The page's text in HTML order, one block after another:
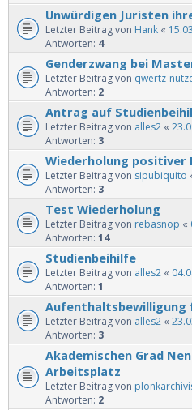
Unwürdigen Juristen
Letzter Beitrag von Hank «
Antworten: 4
Genderzwang bei
Letzter Beitrag von qwertz-
Antworten: 2
Antrag auf
Letzter Beitrag von alles2 «
Antworten: 3
Wiederholung positiver
Letzter Beitrag von sipubiquito
Antworten: 3
Test Wiederholung
Letzter Beitrag von rebasnop «
Antworten: 14
Studienbeihilfe
Letzter Beitrag von alles2 «
Antworten: 1
Aufenthaltsbewilligung
Letzter Beitrag von alles2 «
Antworten: 3
Akademischen Grad
Arbeitsplatz
Letzter Beitrag von
Antworten: 2